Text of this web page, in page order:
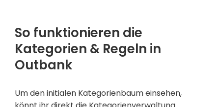
So funktionieren die
Kategorien & Regeln in
Outbank
Um den initialen Kategorienbaum einsehen,